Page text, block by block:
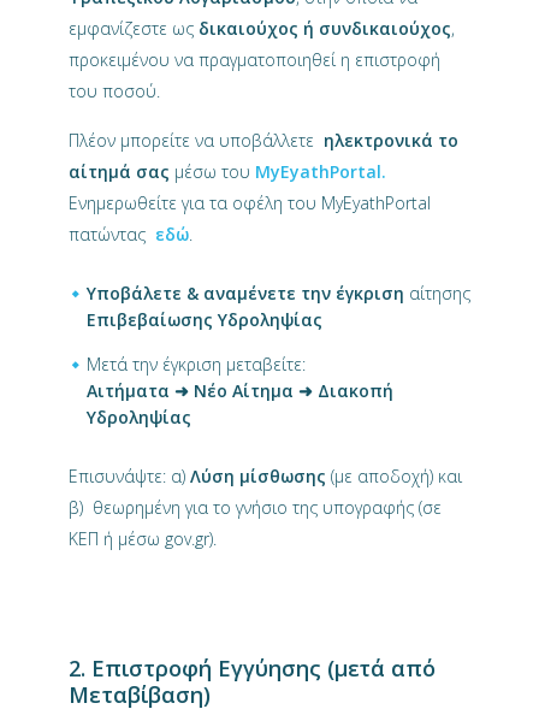
εμφανίζεστε ως δικαιούχος ή συνδικαιούχος,
προκειμένου να πραγματοποιηθεί η επιστροφή
του ποσού.
Πλέον μπορείτε να υποβάλλετε ηλεκτρονικά το
αίτημά σας μέσω του MyEyathPortal.
Ενημερωθείτε για τα οφέλη του MyEyathPortal
πατώντας εδώ.
Υποβάλετε & αναμένετε την έγκριση αίτησης
Επιβεβαίωσης Υδροληψίας
Μετά την έγκριση μεταβείτε:
Αιτήματα ➜ Νέο Αίτημα ➜ Διακοπή
Υδροληψίας
Επισυνάψτε: α) Λύση μίσθωσης (με αποδοχή) και
β) θεωρημένη για το γνήσιο της υπογραφής (σε
ΚΕΠ ή μέσω gov.gr).
2. Επιστροφή Εγγύησης (μετά από
Μεταβίβαση)